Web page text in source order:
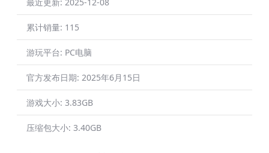
最近更新: 2025-12-08
累计销量: 115
游玩平台: PC电脑
官方发布日期: 2025年6月15日
游戏大小: 3.83GB
压缩包大小: 3.40GB